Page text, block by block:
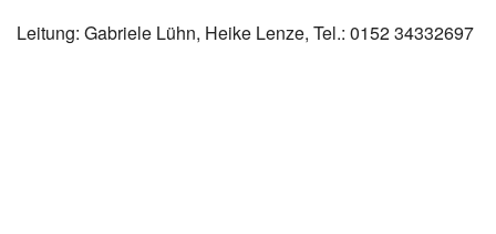
Leitung: Gabriele Lühn, Heike Lenze, Tel.: 0152 34332697